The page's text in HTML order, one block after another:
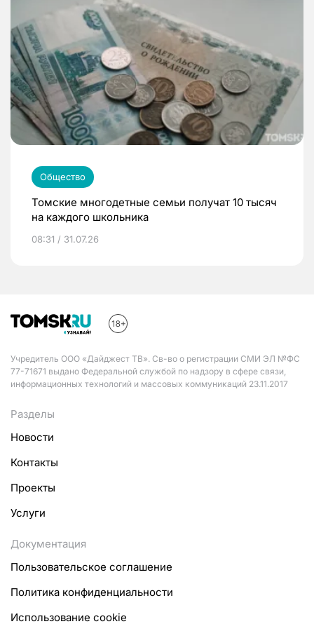
Общество
Томские многодетные семьи получат 10 тысяч
на каждого школьника
08:31 / 31.07.26
Учредитель ООО «Дайджест ТВ». Св-во о регистрации СМИ ЭЛ №ФС
77-71671 выдано Федеральной службой по надзору в сфере связи,
информационных технологий и массовых коммуникаций 23.11.2017
Разделы
Новости
Контакты
Проекты
Услуги
Документация
Пользовательское соглашение
Политика конфиденциальности
Использование cookie